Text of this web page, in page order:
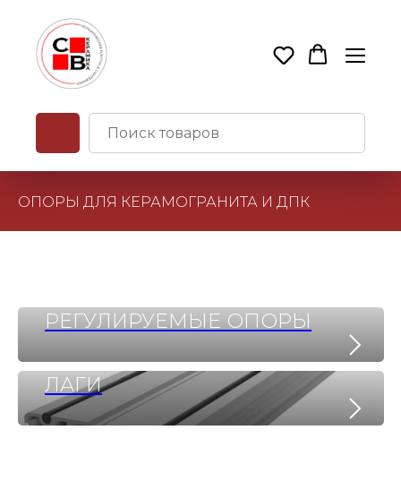
ОПОРЫ ДЛЯ КЕРАМОГРАНИТА И ДПК
РЕГУЛИРУЕМЫЕ ОПОРЫ
ЛАГИ